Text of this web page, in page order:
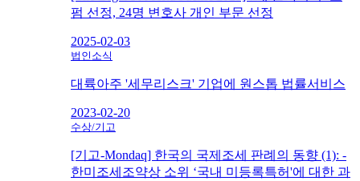
펌 선정, 24명 변호사 개인 부문 선정
2025-02-03
법인소식
대륙아주 '세무리스크' 기업에 원스톱 법률서비스
2023-02-20
수상/기고
[기고-Mondaq] 한국의 국제조세 판례의 동향 (1): -
한미조세조약상 소위 ‘국내 미등록특허'에 대한 과